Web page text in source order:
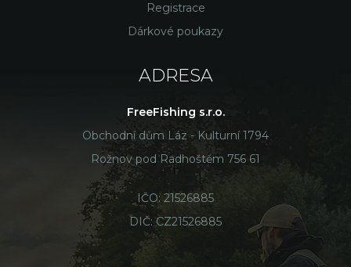
Registrace
Dárkové poukazy
ADRESA
FreeFishing s.r.o.
Obchodní dům Láz - Kulturní 1794
Rožnov pod Radhoštěm 756 61
IČO: 21526885
DIČ: CZ21526885